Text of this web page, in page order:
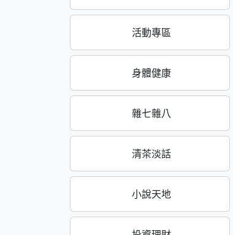
活動專區
身體健康
雜七雜八
清茶淡話
小說天地